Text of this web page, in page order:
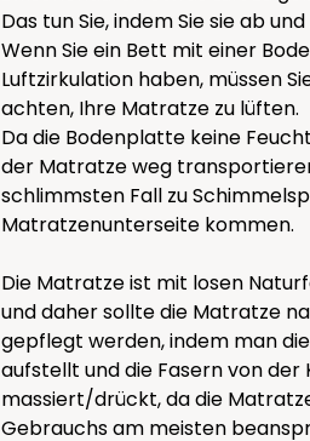
Das tun Sie, indem Sie sie ab
Wenn Sie ein Bett mit einer
Luftzirkulation haben, müssen
achten, Ihre Matratze zu lüften.
Da die Bodenplatte keine
der Matratze weg
schlimmsten Fall zu
Matratzenunterseite kommen.
Die Matratze ist mit losen
und daher sollte die Matratze
gepflegt werden, indem man
aufstellt und die Fasern von der
massiert/drückt, da die
Gebrauchs am meisten